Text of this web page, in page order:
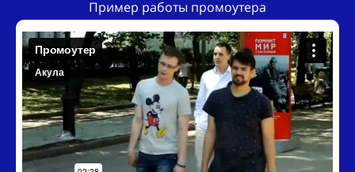
Пример работы промоутера